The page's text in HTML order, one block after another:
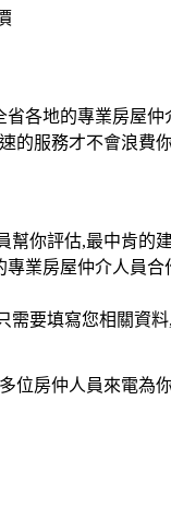
各地的專業房屋
的服務才不會浪
你評估,最中肯的
業房屋仲介人員
要填寫您相關資
位房仲人員來電為